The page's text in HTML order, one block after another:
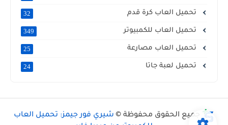
تحميل العاب كرة قدم 32
تحميل العاب للكمبيوتر 349
تحميل العاب مصارعة 25
تحميل لعبة جاتا 24
جميع الحقوق محفوظة © شيري فور جيمز: تحميل العاب